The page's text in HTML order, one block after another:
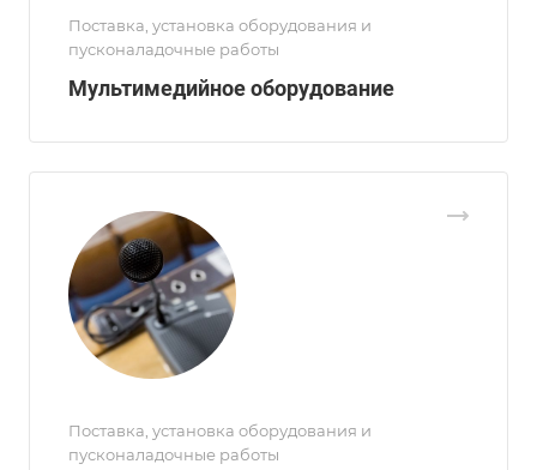
Поставка, установка оборудования и
пусконаладочные работы
Мультимедийное оборудование
Поставка, установка оборудования и
пусконаладочные работы